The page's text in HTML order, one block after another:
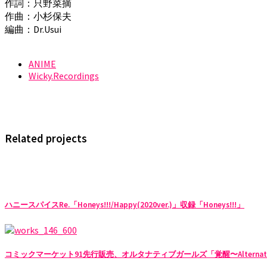
作詞：只野菜摘
作曲：小杉保夫
編曲：Dr.Usui
ANIME
Wicky.Recordings
Related projects
ハニースパイスRe.「Honeys!!!/Happy(2020ver.)」収録「Honeys!!!」
コミックマーケット91先行販売、オルタナティブガールズ「覚醒〜